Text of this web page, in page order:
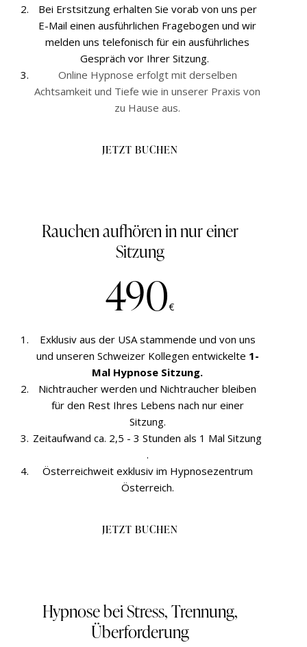
Bei Erstsitzung erhalten Sie vorab von uns per
E-Mail einen ausführlichen Fragebogen und wir
melden uns telefonisch für ein ausführliches
Gespräch vor Ihrer Sitzung.
Online Hypnose erfolgt mit derselben
Achtsamkeit und Tiefe wie in unserer Praxis von
zu Hause aus.
JETZT BUCHEN
Rauchen aufhören in nur einer
Sitzung
490€
Exklusiv aus der USA stammende und von uns
und unseren Schweizer Kollegen entwickelte 1-
Mal Hypnose Sitzung.
Nichtraucher werden und Nichtraucher bleiben
für den Rest Ihres Lebens nach nur einer
Sitzung.
Zeitaufwand ca. 2,5 - 3 Stunden als 1 Mal Sitzung
.
Österreichweit exklusiv im Hypnosezentrum
Österreich.
JETZT BUCHEN
Hypnose bei Stress, Trennung,
Überforderung